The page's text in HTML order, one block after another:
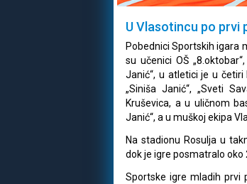
U Vlasotincu po prvi
Pobednici Sportskih igara
su učenici OŠ
Janić“, u atletici je u četiri
„Siniša Janić“, „Sveti
Kruševica, a u uličnom
Janić“, a u muškoj ekipa
Na stadionu Rosulja u
dok je igre posmatralo oko
Sportske igre mladih prvi